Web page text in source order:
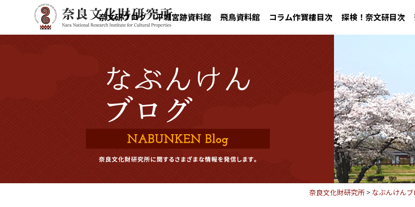
奈文研ブログ 平城宮跡資料館 飛鳥資料館 コラム作寶樓目次 探検！奈文研目次
奈良文化財研究所 > なぶんけん